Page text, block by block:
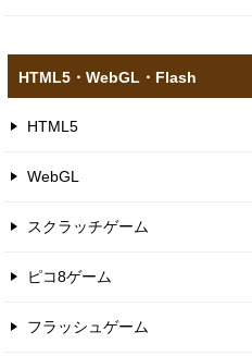
HTML5​・WebGL​・Flash
HTML5
WebGL
スクラッチゲーム
ピコ8ゲーム
フラッシュゲーム